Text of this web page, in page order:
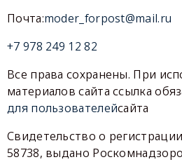
Почта:moder_forpost@mail.ru
+7 978 249 12 82
Все права сохранены. При
материалов сайта ссылка
для пользователейсайта
Свидетельство о
58738, выдано